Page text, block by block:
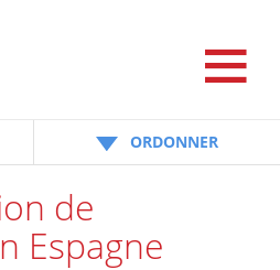
ORDONNER
de
Espagne